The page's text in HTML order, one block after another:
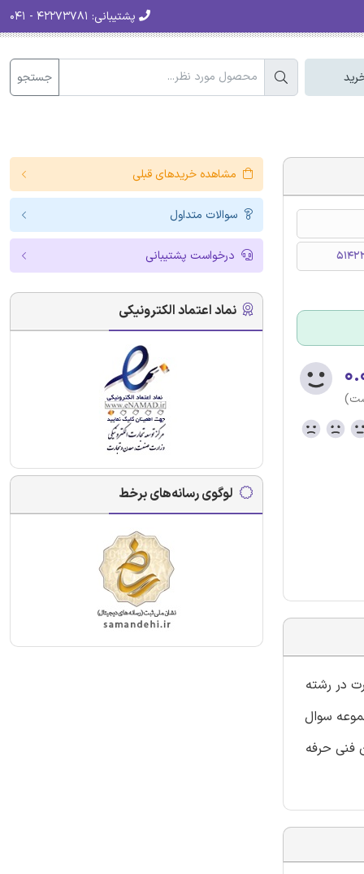
پشتیبانی:
جستجو
در رشته
514220570040001 در سامانه آموزشی فنی حرفه ای نموده است. این محصول شامل 7 مجموعه سوال
فنی حرفه
مشاهده خریدهای قبلی
سوالات متداول
درخواست پشتیبانی
نماد اعتماد الکترونیکی
لوگوی رسانه‌های برخط